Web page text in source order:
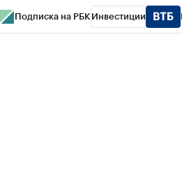
Подписка на РБК Инвестиции